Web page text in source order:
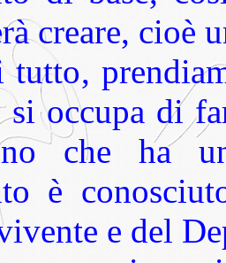
creare, cioè
occupa di
che ha
è
e del